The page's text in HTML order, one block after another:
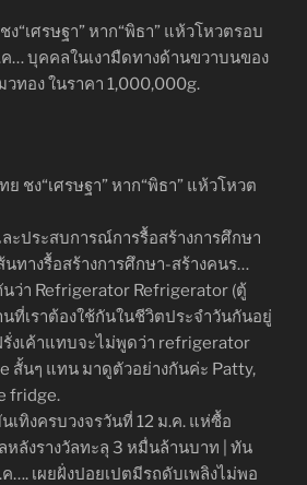
ง“เศรษฐา” หาก“พิธา” แห้วโหวตรอบ
ค… บุคคลในเงามืดทางด้านขวาบนของ
ทอง ในราคา 1,000,000g.
ย ชง“เศรษฐา” หาก“พิธา” แห้วโหวต
ะประสบการณ์การรื้อสร้างการศึกษา
ทางรื้อสร้างการศึกษา-สร้างคนร…
นว่า Refrigerator Refrigerator (ตู้
ที่เราต้องใช้กันในชีวิตประจำวันกันอยู่
งเค้าแทบจะไม่พูดว่า refrigerator
สั้นๆ แทน มาดูตัวอย่างกันค่ะ Patty,
fridge.
เทิงครบวงจรวันที่ 12 ม.ค. แห่ซื้อ
หลังรางวัลทะลุ 3 หมื่นล้านบาท | ทัน
ค…. เผยฝั่งปอยเปตมีรถดับเพลิงไม่พอ